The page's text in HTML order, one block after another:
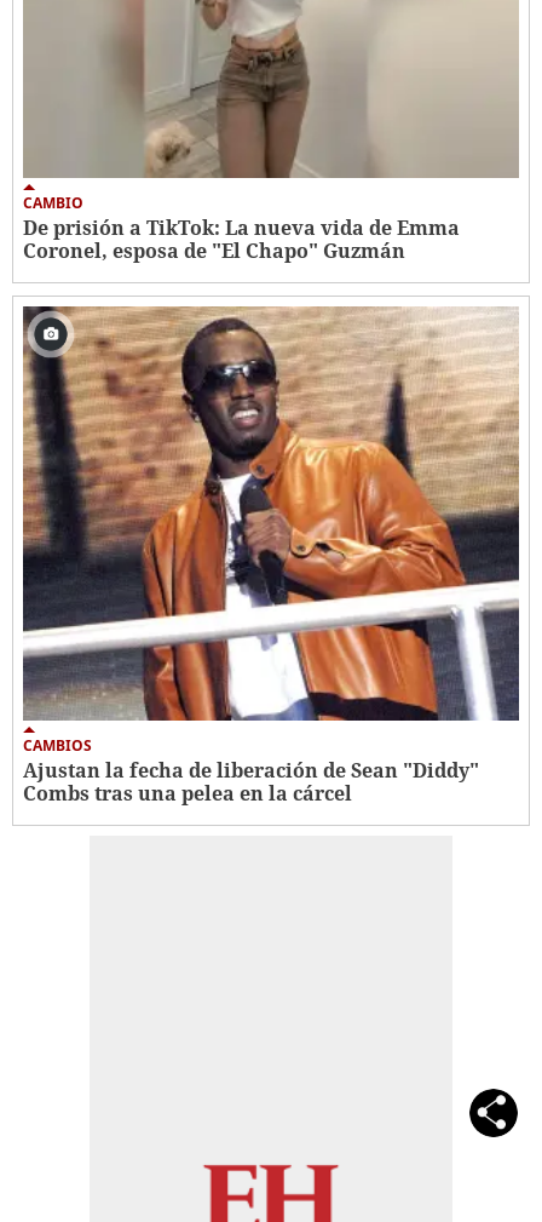
CAMBIO
De prisión a TikTok: La nueva vida de Emma
Coronel, esposa de "El Chapo" Guzmán
CAMBIOS
Ajustan la fecha de liberación de Sean "Diddy"
Combs tras una pelea en la cárcel